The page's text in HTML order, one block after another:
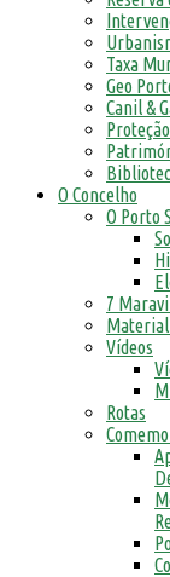
Taxa
Geo
Canil &
O Concelho
O Porto
7
Vídeos
Rotas